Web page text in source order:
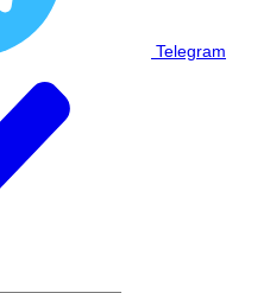
Telegram